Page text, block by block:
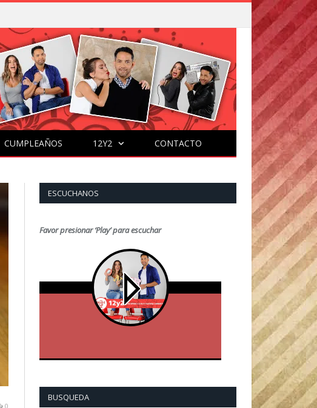
CUMPLEAÑOS 12Y2 CONTACTO
0
ESCUCHANOS
Favor presionar ‘Play’ para escuchar
BUSQUEDA